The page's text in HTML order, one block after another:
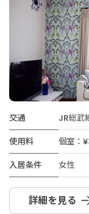
交通
JR総武
使用料
個室：
入居条件
女性
詳細を見る